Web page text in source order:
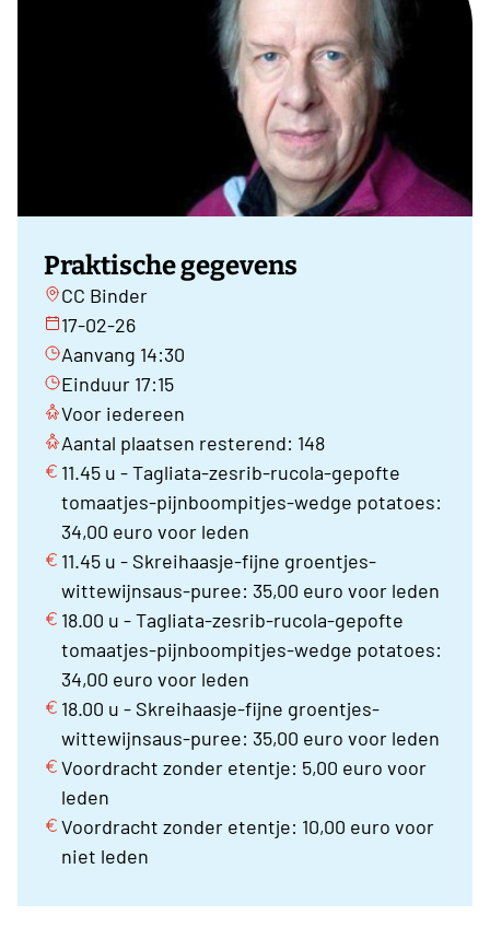
Praktische gegevens
CC Binder
17-02-26
Aanvang 14:30
Einduur 17:15
Voor iedereen
Aantal plaatsen resterend: 148
11.45 u - Tagliata-zesrib-rucola-gepofte
tomaatjes-pijnboompitjes-wedge potatoes:
34,00 euro voor leden
11.45 u - Skreihaasje-fijne groentjes-
wittewijnsaus-puree: 35,00 euro voor leden
18.00 u - Tagliata-zesrib-rucola-gepofte
tomaatjes-pijnboompitjes-wedge potatoes:
34,00 euro voor leden
18.00 u - Skreihaasje-fijne groentjes-
wittewijnsaus-puree: 35,00 euro voor leden
Voordracht zonder etentje: 5,00 euro voor
leden
Voordracht zonder etentje: 10,00 euro voor
niet leden